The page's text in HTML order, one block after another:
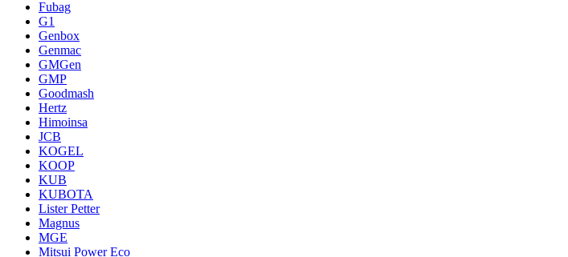
Fubag
G1
Genbox
Genmac
GMGen
GMP
Goodmash
Hertz
Himoinsa
JCB
KOGEL
KOOP
KUB
KUBOTA
Lister Petter
Magnus
MGE
Mitsui Power Eco